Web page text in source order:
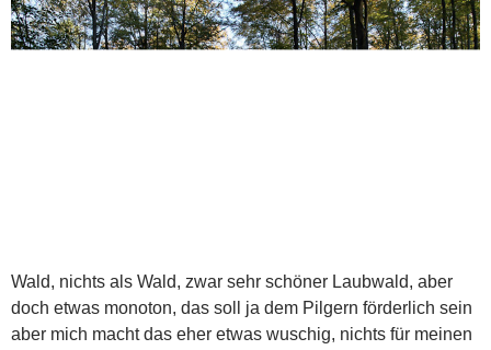
Wald, nichts als Wald, zwar sehr schöner Laubwald, aber
doch etwas monoton, das soll ja dem Pilgern förderlich sein
aber mich macht das eher etwas wuschig, nichts für meinen